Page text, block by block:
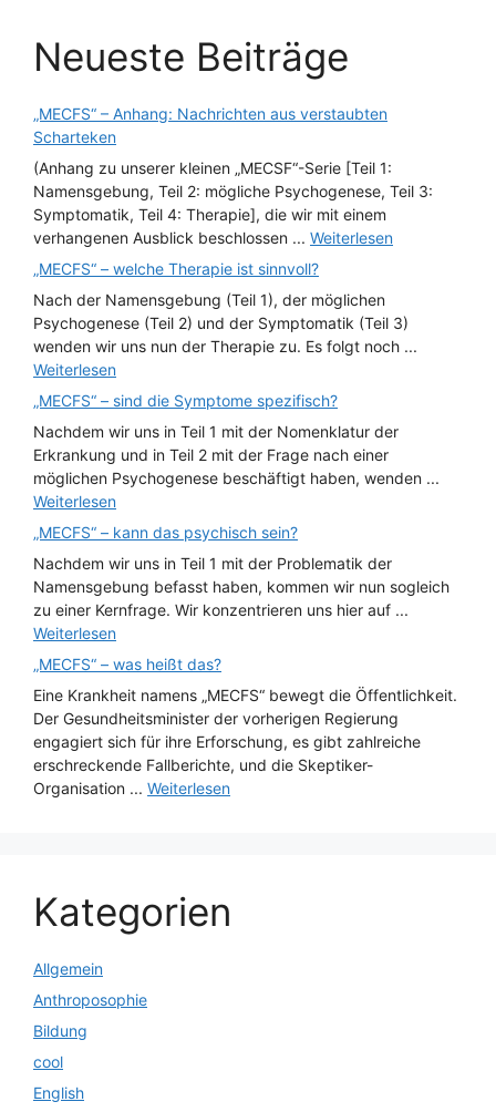
Neueste Beiträge
„MECFS“ – Anhang: Nachrichten aus verstaubten
Scharteken
(Anhang zu unserer kleinen „MECSF“-Serie [Teil 1:
Namensgebung, Teil 2: mögliche Psychogenese, Teil 3:
Symptomatik, Teil 4: Therapie], die wir mit einem
verhangenen Ausblick beschlossen ... Weiterlesen
„MECFS“ – welche Therapie ist sinnvoll?
Nach der Namensgebung (Teil 1), der möglichen
Psychogenese (Teil 2) und der Symptomatik (Teil 3)
wenden wir uns nun der Therapie zu. Es folgt noch ...
Weiterlesen
„MECFS“ – sind die Symptome spezifisch?
Nachdem wir uns in Teil 1 mit der Nomenklatur der
Erkrankung und in Teil 2 mit der Frage nach einer
möglichen Psychogenese beschäftigt haben, wenden ...
Weiterlesen
„MECFS“ – kann das psychisch sein?
Nachdem wir uns in Teil 1 mit der Problematik der
Namensgebung befasst haben, kommen wir nun sogleich
zu einer Kernfrage. Wir konzentrieren uns hier auf ...
Weiterlesen
„MECFS“ – was heißt das?
Eine Krankheit namens „MECFS“ bewegt die Öffentlichkeit.
Der Gesundheitsminister der vorherigen Regierung
engagiert sich für ihre Erforschung, es gibt zahlreiche
erschreckende Fallberichte, und die Skeptiker-
Organisation ... Weiterlesen
Kategorien
Allgemein
Anthroposophie
Bildung
cool
English